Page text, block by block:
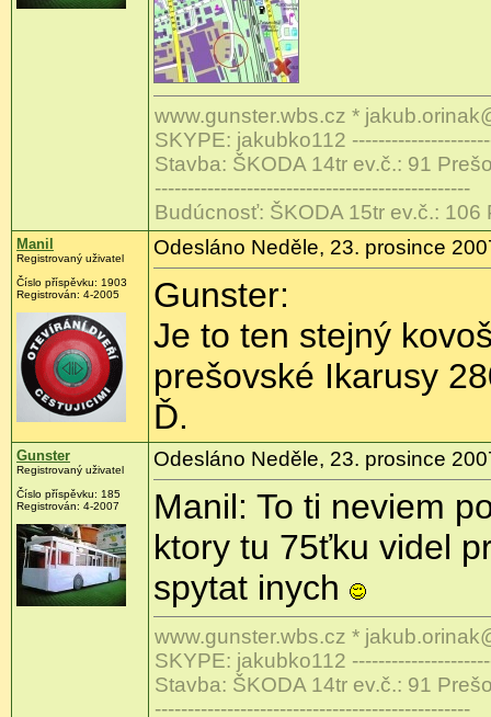
www.gunster.wbs.cz *
SKYPE: jakubko112
Stavba: ŠKODA 14tr ev.č.: 91
------------------------------------------------
Budúcnosť: ŠKODA 15tr ev.č.:
Manil
Registrovaný uživatel
Číslo příspěvku: 1903
Registrován: 4-2005
Odesláno Neděle, 23. prosince
Gunster:
Je to ten stejný
prešovské Ikarusy
Ď.
Gunster
Registrovaný uživatel
Číslo příspěvku: 185
Registrován: 4-2007
Odesláno Neděle, 23. prosince
Manil: To ti neviem
ktory tu 75ťku videl
spytat inych
www.gunster.wbs.cz *
SKYPE: jakubko112
Stavba: ŠKODA 14tr ev.č.: 91
------------------------------------------------